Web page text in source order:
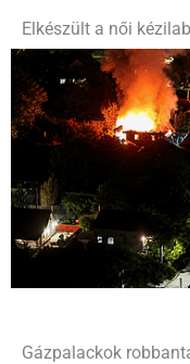
Elkészült a női
Gázpalackok